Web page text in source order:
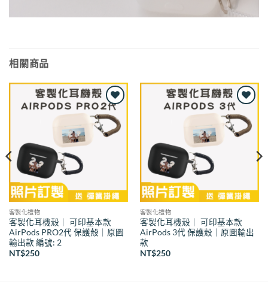
相關商品
Add to
wishlist
客製化禮物
客製化耳機殼｜ 可印基本款
AirPods PRO2代 保護殼｜原圖
輸出款 編號: 2
NT$250
Add to
wishlist
客製化禮物
客製化耳機殼｜ 可印基本款
AirPods 3代 保護殼｜原圖輸出
款
NT$250